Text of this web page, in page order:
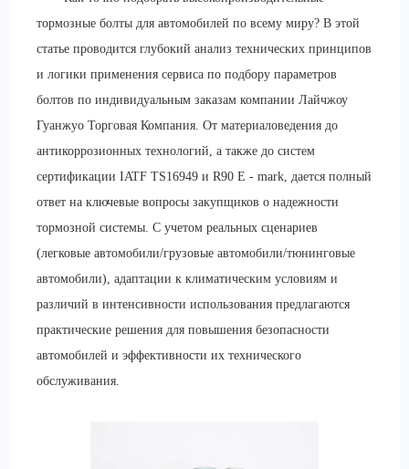
тормозные болты для автомобилей по всему миру? В этой
статье проводится глубокий анализ технических принципов
и логики применения сервиса по подбору параметров
болтов по индивидуальным заказам компании Лайчжоу
Гуанжуо Торговая Компания. От материаловедения до
антикоррозионных технологий, а также до систем
сертификации IATF TS16949 и R90 E - mark, дается полный
ответ на ключевые вопросы закупщиков о надежности
тормозной системы. С учетом реальных сценариев
(легковые автомобили/грузовые автомобили/тюнинговые
автомобили), адаптации к климатическим условиям и
различий в интенсивности использования предлагаются
практические решения для повышения безопасности
автомобилей и эффективности их технического
обслуживания.